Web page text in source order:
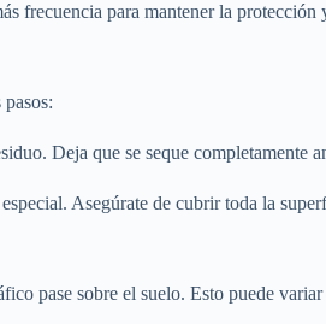
frecuencia para mantener la protección
Deja que se seque completamente
Asegúrate de cubrir toda la
pase sobre el suelo. Esto puede